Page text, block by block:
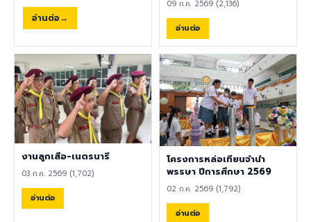
เป็นภาษาแม่ (Native English
Speaker) หรือหากไม่ใช่เจ้าของ
ภาษาอังกฤษ TOEIC ไม่ต่ำกว่า
785 คะแนน หากมีประสบการณ์
ด้านการจัดการเรียนการสอนจะ
ได้รับการพิจารณาเป็นพิเศษ
เอกสารประกอบการสมัครและ
การติดต่อ ผู้สนใจสามารถส่ง
ประวัติส่วนตัว (CV), สำเนา
หนังสือเดินทาง (Passport),
สำเนาใบปริญญาบัตร, เอกสาร
รับรองอื่น ๆ ที่เกี่ยวข้อง พร้อม
ทั้งวิดีโอแนะนำตัวสั้น ๆ (Short
Introduction Video) ได้ที่
อ่านต่อ
09 ก.ค. 2569 (2,136)
อ่านต่อ
งานลูกเสือ-เนตรนารี
03 ก.ค. 2569 (1,702)
อ่านต่อ
โครงการหล่อเทียนจำนำ
พรรษา ปีการศึกษา 2569
02 ก.ค. 2569 (1,792)
อ่านต่อ